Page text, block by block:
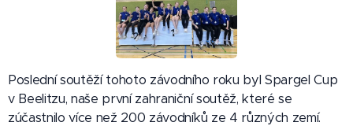
Poslední soutěží tohoto závodního roku byl Spargel Cup
v Beelitzu, naše první zahraniční soutěž, které se
zúčastnilo více než 200 závodníků ze 4 různých zemí.